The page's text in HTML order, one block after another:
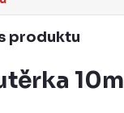
produktu
10m